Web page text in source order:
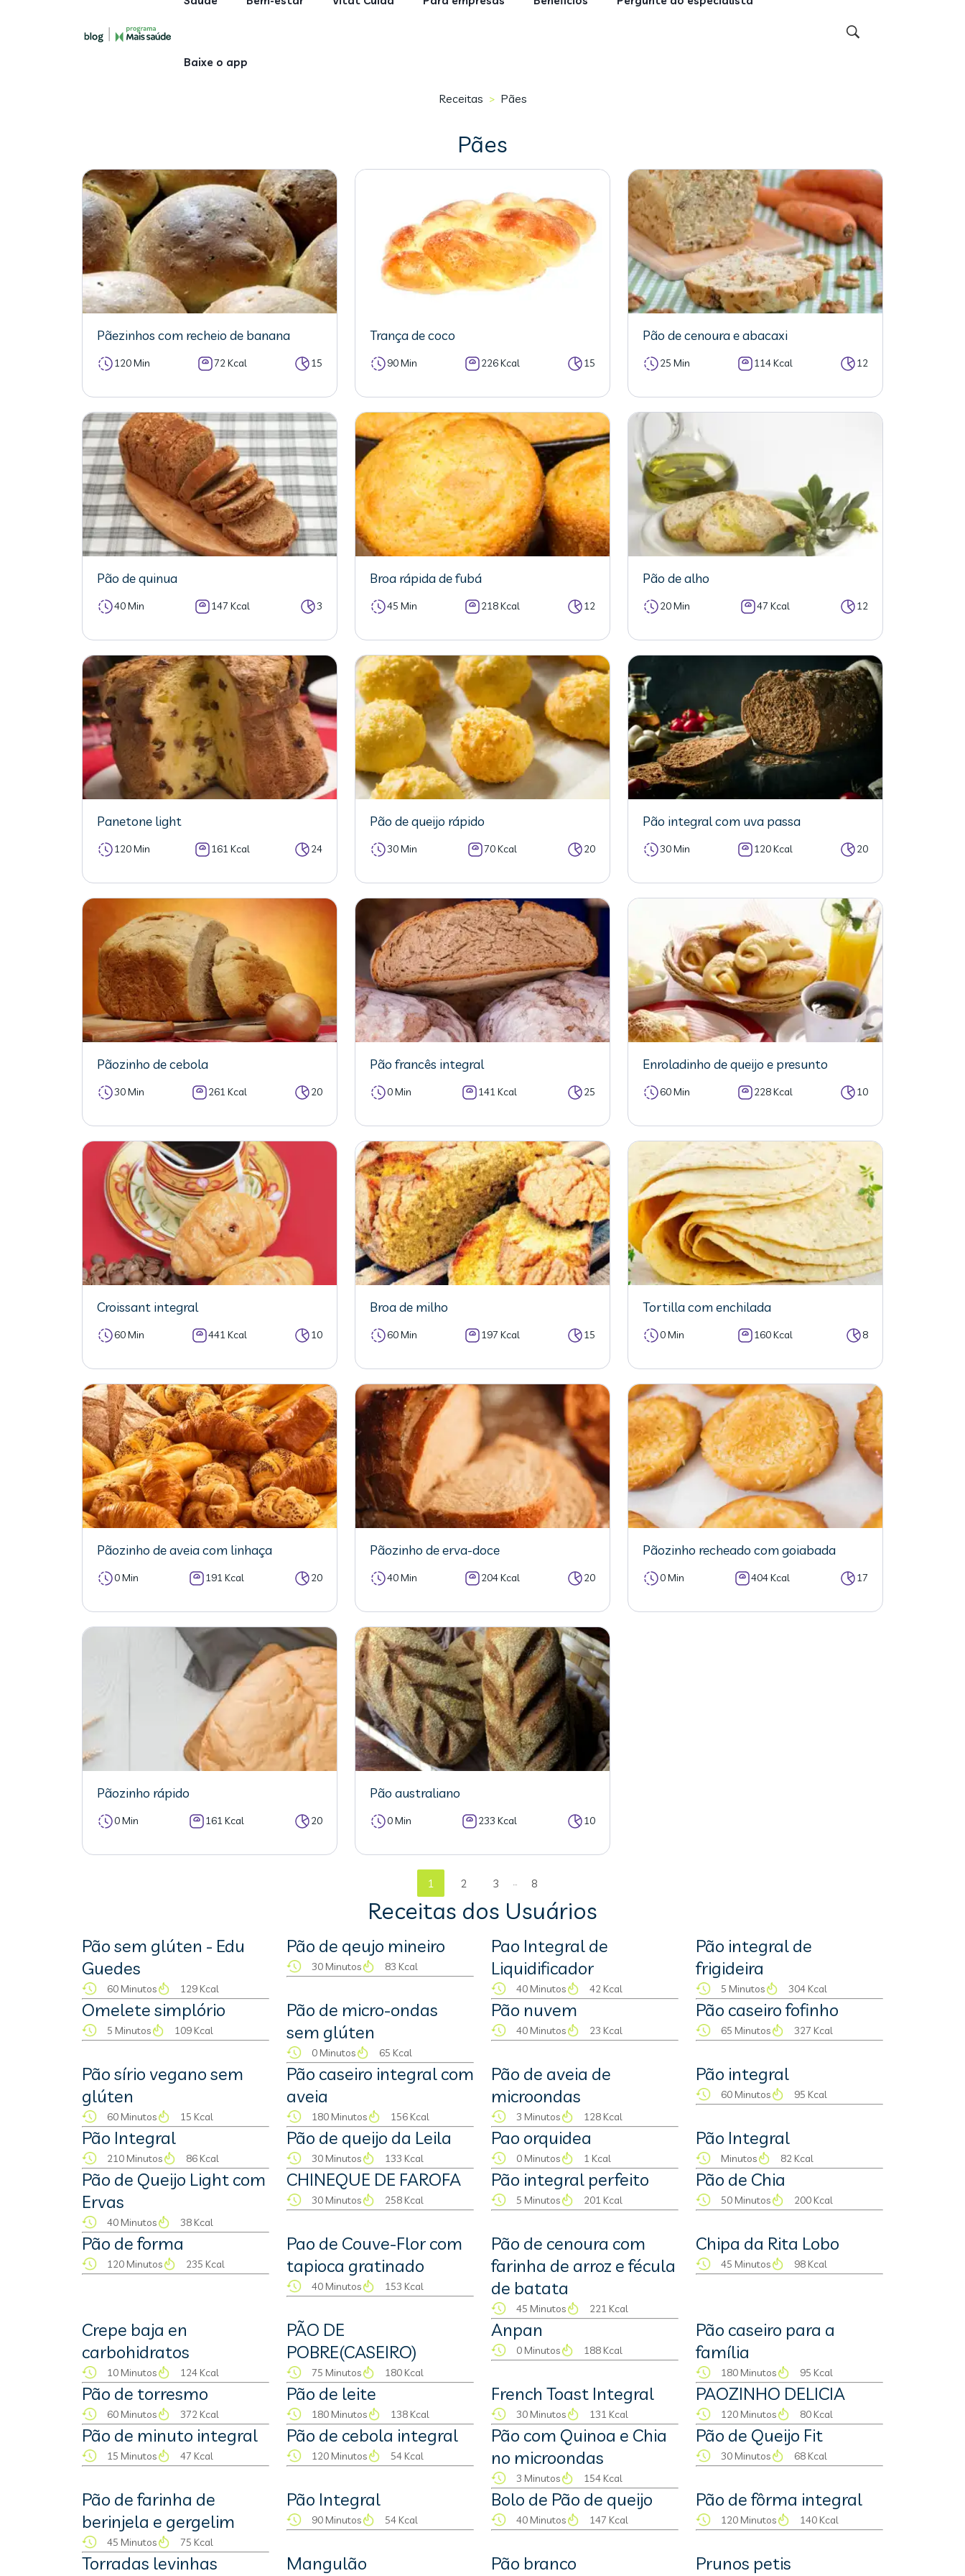
Baixe o app
Receitas > Pães
Pães
Pãezinhos com recheio de banana
120 Min 72 Kcal 15
Trança de coco
90 Min 226 Kcal 15
Pão de cenoura e abacaxi
25 Min 114 Kcal 12
Pão de quinua
40 Min 147 Kcal 3
Broa rápida de fubá
45 Min 218 Kcal 12
Pão de alho
20 Min 47 Kcal 12
Panetone light
120 Min 161 Kcal 24
Pão de queijo rápido
30 Min 70 Kcal 20
Pão integral com uva passa
30 Min 120 Kcal 20
Pãozinho de cebola
30 Min 261 Kcal 20
Pão francês integral
0 Min 141 Kcal 25
Enroladinho de queijo e presunto
60 Min 228 Kcal 10
Croissant integral
60 Min 441 Kcal 10
Broa de milho
60 Min 197 Kcal 15
Tortilla com enchilada
0 Min 160 Kcal 8
Pãozinho de aveia com linhaça
0 Min 191 Kcal 20
Pãozinho de erva-doce
40 Min 204 Kcal 20
Pãozinho recheado com goiabada
0 Min 404 Kcal 17
Pãozinho rápido
0 Min 161 Kcal 20
Pão australiano
0 Min 233 Kcal 10
1 2 3 ... 8
Receitas dos Usuários
Pão sem glúten - Edu
Guedes
60 Minutos 129 Kcal
Pão de qeujo mineiro
30 Minutos 83 Kcal
Pao Integral de
Liquidificador
40 Minutos 42 Kcal
Pão integral de
frigideira
5 Minutos 304 Kcal
Omelete simplório
5 Minutos 109 Kcal
Pão de micro-ondas
sem glúten
0 Minutos 65 Kcal
Pão nuvem
40 Minutos 23 Kcal
Pão caseiro fofinho
65 Minutos 327 Kcal
Pão sírio vegano sem
glúten
60 Minutos 15 Kcal
Pão caseiro integral com
aveia
180 Minutos 156 Kcal
Pão de aveia de
microondas
3 Minutos 128 Kcal
Pão integral
60 Minutos 95 Kcal
Pão Integral
210 Minutos 86 Kcal
Pão de queijo da Leila
30 Minutos 133 Kcal
Pao orquidea
0 Minutos 1 Kcal
Pão Integral
Minutos 82 Kcal
Pão de Queijo Light com
Ervas
40 Minutos 38 Kcal
CHINEQUE DE FAROFA
30 Minutos 258 Kcal
Pão integral perfeito
5 Minutos 201 Kcal
Pão de Chia
50 Minutos 200 Kcal
Pão de forma
120 Minutos 235 Kcal
Pao de Couve-Flor com
tapioca gratinado
40 Minutos 153 Kcal
Pão de cenoura com
farinha de arroz e fécula
de batata
45 Minutos 221 Kcal
Chipa da Rita Lobo
45 Minutos 98 Kcal
Crepe baja en
carbohidratos
10 Minutos 124 Kcal
PÃO DE
POBRE(CASEIRO)
75 Minutos 180 Kcal
Anpan
0 Minutos 188 Kcal
Pão caseiro para a
família
180 Minutos 95 Kcal
Pão de torresmo
60 Minutos 372 Kcal
Pão de leite
180 Minutos 138 Kcal
French Toast Integral
30 Minutos 131 Kcal
PAOZINHO DELICIA
120 Minutos 80 Kcal
Pão de minuto integral
15 Minutos 47 Kcal
Pão de cebola integral
120 Minutos 54 Kcal
Pão com Quinoa e Chia
no microondas
3 Minutos 154 Kcal
Pão de Queijo Fit
30 Minutos 68 Kcal
Pão de farinha de
berinjela e gergelim
45 Minutos 75 Kcal
Pão Integral
90 Minutos 54 Kcal
Bolo de Pão de queijo
40 Minutos 147 Kcal
Pão de fôrma integral
120 Minutos 140 Kcal
Torradas levinhas Mangulão Pão branco Prunos petis